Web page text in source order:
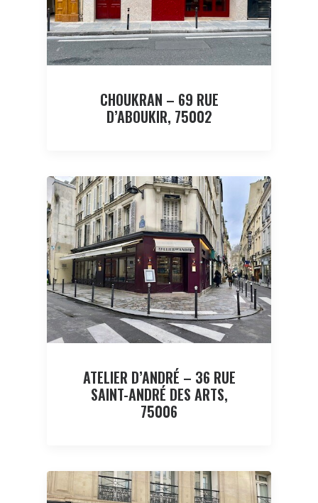
CHOUKRAN – 69 RUE
D’ABOUKIR, 75002
ATELIER D’ANDRÉ – 36 RUE
SAINT-ANDRÉ DES ARTS,
75006